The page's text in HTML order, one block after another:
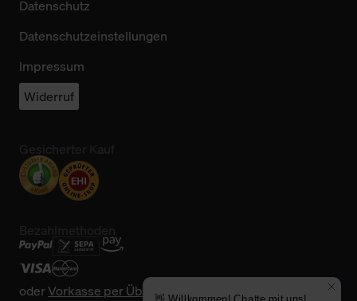
Datenschutz
Datenschutzeinstellungen
Impressum
Widerruf
oderVorkasse per Überweisung